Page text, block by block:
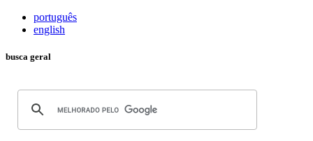
português
english
busca geral